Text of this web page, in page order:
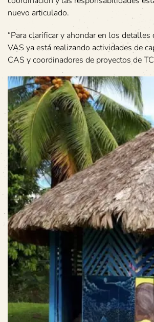
nuevo articulado.
“Para clarificar y ahondar en los
VAS ya está realizando actividades de
CAS y coordinadores de proyectos de